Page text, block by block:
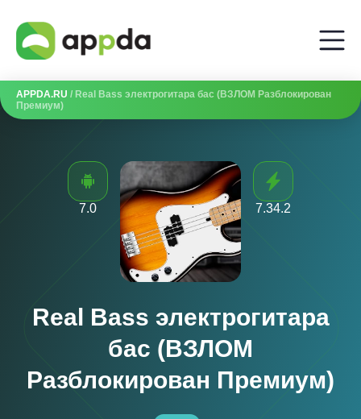
APPDA.RU / Real Bass электрогитара бас (ВЗЛОМ Разблокирован
Премиум)
7.0 7.34.2
Real Bass электрогитара
бас (ВЗЛОМ
Разблокирован Премиум)